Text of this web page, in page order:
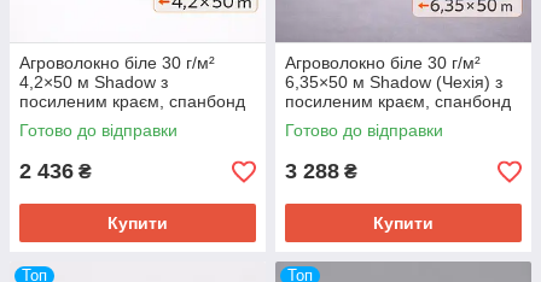
Агроволокно біле 30 г/м²
4,2×50 м Shadow з
посиленим краєм, спанбонд
для теплиць та укриття
рослин
Готово до відправки
2 436 ₴
Купити
Агроволокно біле 30 г/м²
6,35×50 м Shadow (Чехія) з
посиленим краєм, спанбонд
для теплиць і укриття рослин
Готово до відправки
3 288 ₴
Купити
Топ Топ